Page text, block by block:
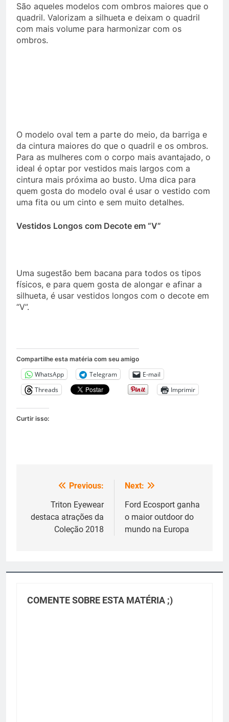
São aqueles modelos com ombros maiores que o
quadril. Valorizam a silhueta e deixam o quadril
com mais volume para harmonizar com os
ombros.
O modelo oval tem a parte do meio, da barriga e
da cintura maiores do que o quadril e os ombros.
Para as mulheres com o corpo mais avantajado, o
ideal é optar por vestidos mais largos com a
cintura mais próxima ao busto. Uma dica para
quem gosta do modelo oval é usar o vestido com
uma fita ou um cinto e sem muito detalhes.
Vestidos Longos com Decote em “V”
Uma sugestão bem bacana para todos os tipos
físicos, e para quem gosta de alongar e afinar a
silhueta, é usar vestidos longos com o decote em
“V”.
Compartilhe esta matéria com seu amigo
WhatsApp Telegram
E-mail
Threads
Imprimir
Curtir isso:
Navegação
Previous:
Triton Eyewear
destaca atrações da
Coleção 2018
Next:
Ford Ecosport ganha
o maior outdoor do
mundo na Europa
COMENTE SOBRE ESTA MATÉRIA ;)